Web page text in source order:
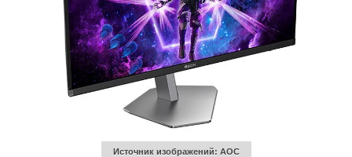
Источник изображений: AOC